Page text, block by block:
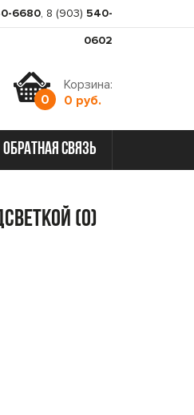
6680, 8 (903) 540-
0602
0
Корзина:
0 руб.
обратная связь
(0)